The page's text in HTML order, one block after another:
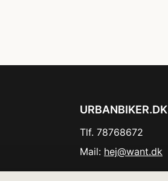
URBANBIKER.DK
Tlf. 78768672
Mail: hej@want.dk